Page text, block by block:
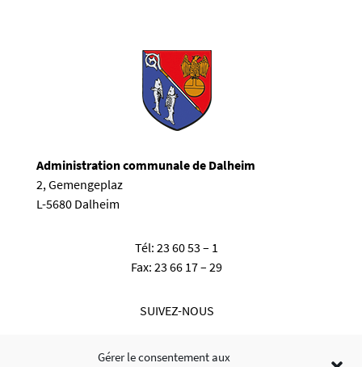
Gérer le consentement aux
Administration communale de Dalheim
2, Gemengeplaz
L-5680 Dalheim
Tél:23 60 53 – 1
Fax:23 66 17 – 29
SUIVEZ-NOUS